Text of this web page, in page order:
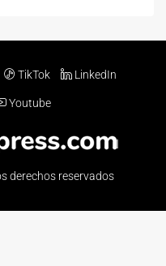
TikTok LinkedIn
Youtube
derechos reservados